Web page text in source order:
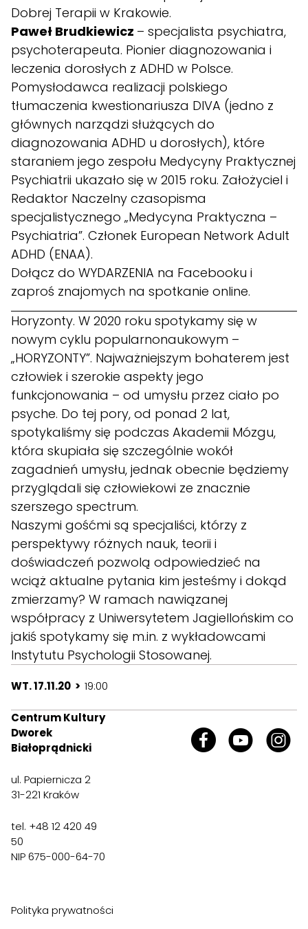
Dobrej Terapii w Krakowie.
Paweł Brudkiewicz – specjalista psychiatra,
psychoterapeuta. Pionier diagnozowania i
leczenia dorosłych z ADHD w Polsce.
Pomysłodawca realizacji polskiego
tłumaczenia kwestionariusza DIVA (jedno z
głównych narządzi służących do
diagnozowania ADHD u dorosłych), które
staraniem jego zespołu Medycyny Praktycznej
Psychiatrii ukazało się w 2015 roku. Założyciel i
Redaktor Naczelny czasopisma
specjalistycznego „Medycyna Praktyczna –
Psychiatria”. Członek European Network Adult
ADHD (ENAA).
Dołącz do WYDARZENIA na Facebooku i
zaproś znajomych na spotkanie online.
Horyzonty. W 2020 roku spotykamy się w
nowym cyklu popularnonaukowym –
„HORYZONTY”. Najważniejszym bohaterem jest
człowiek i szerokie aspekty jego
funkcjonowania – od umysłu przez ciało po
psyche. Do tej pory, od ponad 2 lat,
spotykaliśmy się podczas Akademii Mózgu,
która skupiała się szczególnie wokół
zagadnień umysłu, jednak obecnie będziemy
przyglądali się człowiekowi ze znacznie
szerszego spectrum.
Naszymi gośćmi są specjaliści, którzy z
perspektywy różnych nauk, teorii i
doświadczeń pozwolą odpowiedzieć na
wciąż aktualne pytania kim jesteśmy i dokąd
zmierzamy? W ramach nawiązanej
współpracy z Uniwersytetem Jagiellońskim co
jakiś spotykamy się m.in. z wykładowcami
Instytutu Psychologii Stosowanej.
WT. 17.11.20 > 19:00
Centrum Kultury
Dworek
Białoprądnicki
ul. Papiernicza 2
31-221 Kraków
tel. +48 12 420 49
50
NIP 675-000-64-70
Polityka prywatności